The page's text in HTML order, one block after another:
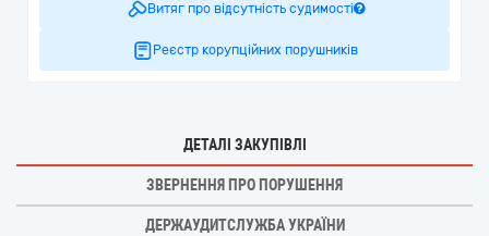
Витяг про відсутність судимості
Реєстр корупційних порушників
ДЕТАЛІ ЗАКУПІВЛІ
ЗВЕРНЕННЯ ПРО ПОРУШЕННЯ
ДЕРЖАУДИТСЛУЖБА УКРАЇНИ